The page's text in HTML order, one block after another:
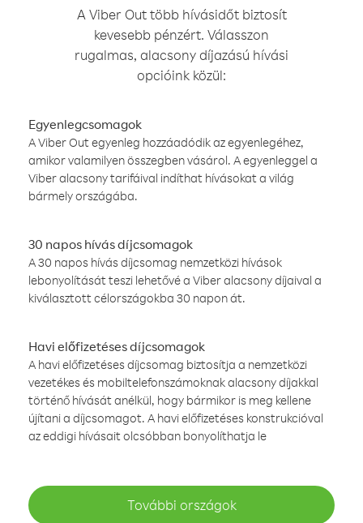
A Viber Out több hívásidőt biztosít
kevesebb pénzért. Válasszon
rugalmas, alacsony díjazású hívási
opcióink közül:
Egyenlegcsomagok
A Viber Out egyenleg hozzáadódik az egyenlegéhez,
amikor valamilyen összegben vásárol. A egyenleggel a
Viber alacsony tarifáival indíthat hívásokat a világ
bármely országába.
30 napos hívás díjcsomagok
A 30 napos hívás díjcsomag nemzetközi hívások
lebonyolítását teszi lehetővé a Viber alacsony díjaival a
kiválasztott célországokba 30 napon át.
Havi előfizetéses díjcsomagok
A havi előfizetéses díjcsomag biztosítja a nemzetközi
vezetékes és mobiltelefonszámoknak alacsony díjakkal
történő hívását anélkül, hogy bármikor is meg kellene
újítani a díjcsomagot. A havi előfizetéses konstrukcióval
az eddigi hívásait olcsóbban bonyolíthatja le
További országok